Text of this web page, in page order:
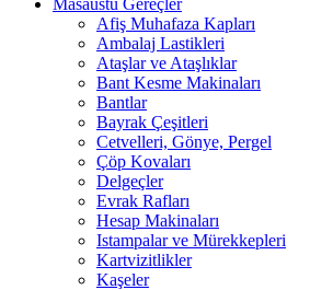
Afiş Muhafaza Kapları
Ambalaj Lastikleri
Ataşlar ve Ataşlıklar
Bant Kesme Makinaları
Bantlar
Bayrak Çeşitleri
Cetvelleri, Gönye, Pergel
Çöp Kovaları
Delgeçler
Evrak Rafları
Hesap Makinaları
Istampalar ve Mürekkepleri
Kartvizitlikler
Kaşeler